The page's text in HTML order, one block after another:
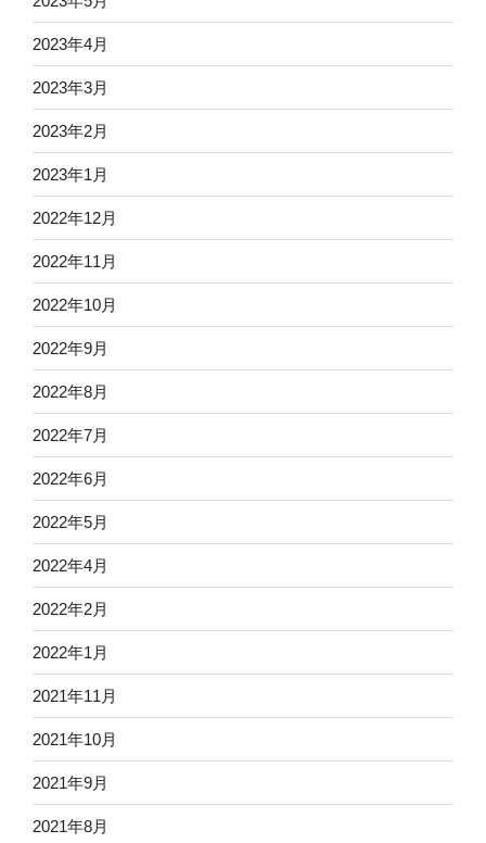
2023年4月
2023年3月
2023年2月
2023年1月
2022年12月
2022年11月
2022年10月
2022年9月
2022年8月
2022年7月
2022年6月
2022年5月
2022年4月
2022年2月
2022年1月
2021年11月
2021年10月
2021年9月
2021年8月